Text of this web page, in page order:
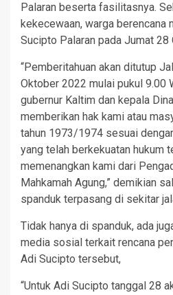
Palaran beserta fasilitasnya.
kekecewaan, warga berencana
Sucipto Palaran pada Jumat 28
“Pemberitahuan akan ditutup
Oktober 2022 mulai pukul 9.00
gubernur Kaltim dan kepala
memberikan hak kami atau
tahun 1973/1974 sesuai
yang telah berkekuatan hukum
memenangkan kami dari
Mahkamah Agung,” demikian
spanduk terpasang di sekitar
Tidak hanya di spanduk, ada
media sosial terkait rencana
Adi Sucipto tersebut,
“Untuk Adi Sucipto tanggal 28